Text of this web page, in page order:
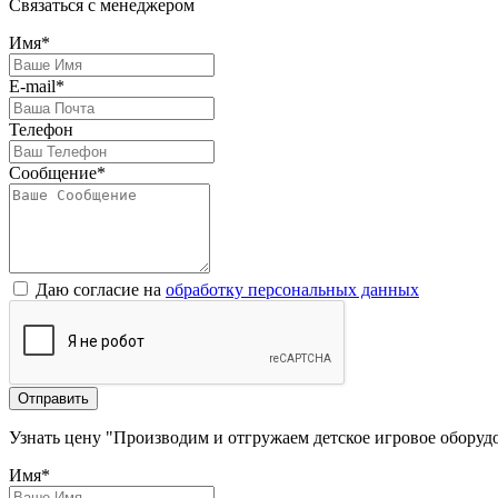
Связаться с менеджером
Имя*
E-mail*
Телефон
Сообщение*
Даю согласие на обработку персональных данных
Отправить
Узнать цену "Производим и отгружаем детское игровое
Имя*